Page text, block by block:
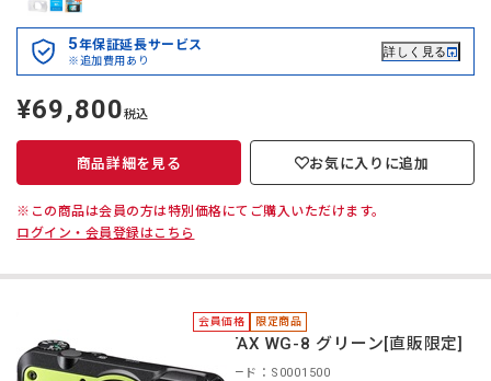
5年保証延長サービス
※追加費用あり
詳しく見る
定
価
¥69,800税込
商品詳細を見る お気に入りに追加
※この商品は会員の方は特別価格にてご購入いただけます。
ログイン・会員登録はこちら
会員価格 限定商品
PENTAX WG-8 グリーン[直販限定]
商品コード：S0001500